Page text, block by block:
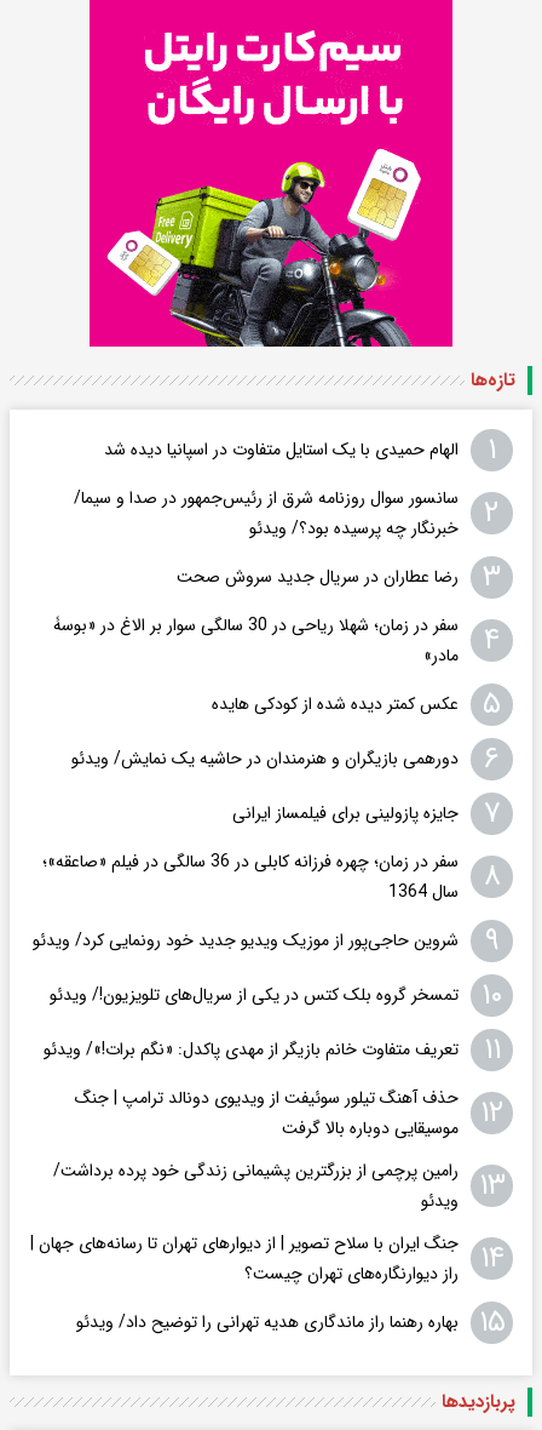
تازه‌ها
۱ الهام حمیدی با یک استایل متفاوت در اسپانیا دیده شد
۲
سانسور سوال روزنامه شرق از رئیس‌جمهور در صدا و سیما/
خبرنگار چه پرسیده بود؟/ ویدئو
۳ رضا عطاران در سریال جدید سروش صحت
۴
سفر در زمان؛ شهلا ریاحی در 30 سالگی سوار بر الاغ در «بوسۀ
مادر»
۵ عکس کمتر دیده شده از کودکی هایده
۶ دورهمی بازیگران و هنرمندان در حاشیه یک نمایش/ ویدئو
۷ جایزه پازولینی برای فیلمساز ایرانی
۸
سفر در زمان؛ چهره فرزانه کابلی در 36 سالگی در فیلم «صاعقه»؛
سال 1364
۹ شروین حاجی‌پور از موزیک ویدیو جدید خود رونمایی کرد/ ویدئو
۱۰ تمسخر گروه بلک کتس در یکی از سریال‌های تلویزیون!/ ویدئو
۱۱ تعریف متفاوت خانم بازیگر از مهدی پاکدل: «نگم برات!»/ ویدئو
۱۲
حذف آهنگ تیلور سوئیفت از ویدیوی دونالد ترامپ | جنگ
موسیقایی دوباره بالا گرفت
۱۳
رامین پرچمی از بزرگترین پشیمانی زندگی خود پرده برداشت/
ویدئو
۱۴
جنگ ایران با سلاح تصویر | از دیوارهای تهران تا رسانه‌های جهان |
راز دیوارنگاره‌های تهران چیست؟
۱۵ بهاره رهنما راز ماندگاری هدیه تهرانی را توضیح داد/ ویدئو
پربازدید‌ها